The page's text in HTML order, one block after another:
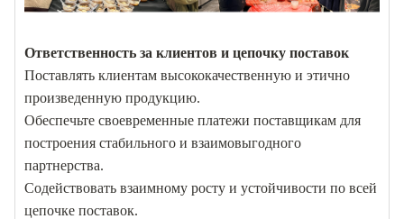
Ответственность за клиентов и цепочку поставок
Поставлять клиентам высококачественную и этично
произведенную продукцию.
Обеспечьте своевременные платежи поставщикам для
построения стабильного и взаимовыгодного
партнерства.
Содействовать взаимному росту и устойчивости по всей
цепочке поставок.